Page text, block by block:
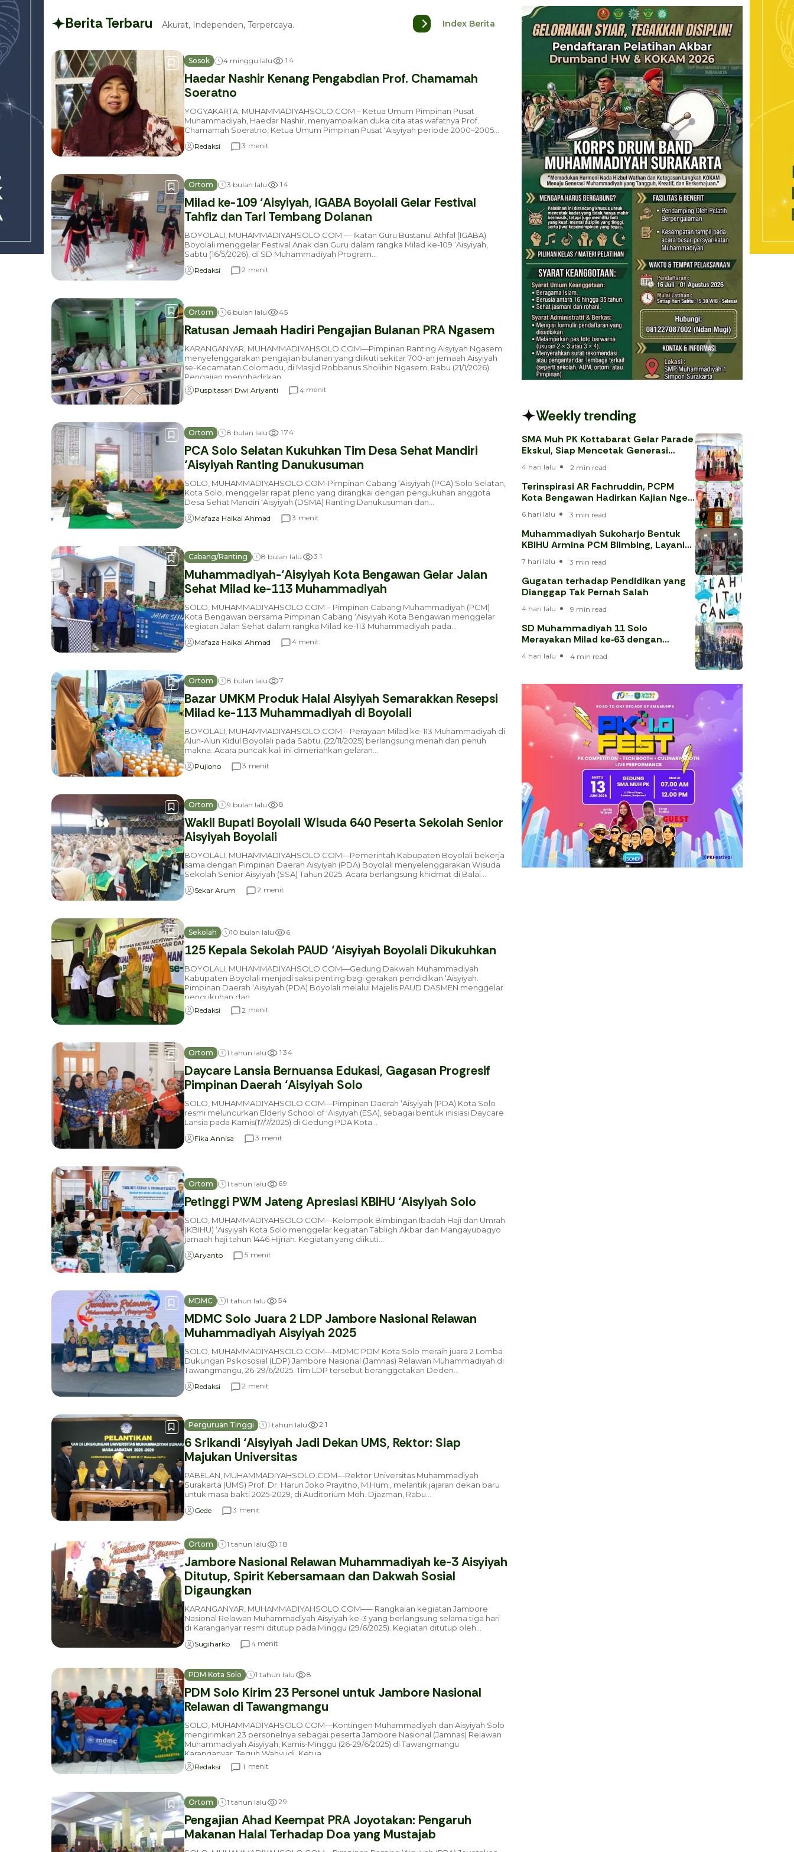
Berita Terbaru Akurat, Independen, Terpercaya. Index Berita
Sosok 4 minggu lalu 1 4
Haedar Nashir Kenang Pengabdian Prof. Chamamah
Soeratno
YOGYAKARTA, MUHAMMADIYAHSOLO.COM – Ketua Umum Pimpinan Pusat
Muhammadiyah, Haedar Nashir, menyampaikan duka cita atas wafatnya Prof.
Chamamah Soeratno, Ketua Umum Pimpinan Pusat ‘Aisyiyah periode 2000–2005...
Redaksi 3 menit
Ortom 3 bulan lalu 1 4
Milad ke-109 ‘Aisyiyah, IGABA Boyolali Gelar Festival
Tahfiz dan Tari Tembang Dolanan
BOYOLALI, MUHAMMADIYAHSOLO.COM — Ikatan Guru Bustanul Athfal (IGABA)
Boyolali menggelar Festival Anak dan Guru dalam rangka Milad ke-109 ‘Aisyiyah,
Sabtu (16/5/2026), di SD Muhammadiyah Program...
Redaksi 2 menit
Ortom 6 bulan lalu 45
Ratusan Jemaah Hadiri Pengajian Bulanan PRA Ngasem
KARANGANYAR, MUHAMMADIYAHSOLO.COM—Pimpinan Ranting Aisyiyah Ngasem
menyelenggarakan pengajian bulanan yang diikuti sekitar 700-an jemaah Aisyiyah
se-Kecamatan Colomadu, di Masjid Robbanus Sholihin Ngasem, Rabu (21/1/2026).
Pengajian menghadirkan...
Puspitasari Dwi Ariyanti 4menit
Ortom 8 bulan lalu 1 74
PCA Solo Selatan Kukuhkan Tim Desa Sehat Mandiri
‘Aisyiyah Ranting Danukusuman
SOLO, MUHAMMADIYAHSOLO.COM-Pimpinan Cabang ‘Aisyiyah (PCA) Solo Selatan,
Kota Solo, menggelar rapat pleno yang dirangkai dengan pengukuhan anggota
Desa Sehat Mandiri ‘Aisyiyah (DSMA) Ranting Danukusuman dan...
Mafaza Haikal Ahmad 3 menit
Cabang/Ranting 8 bulan lalu 3 1
Muhammadiyah-‘Aisyiyah Kota Bengawan Gelar Jalan
Sehat Milad ke-113 Muhammadiyah
SOLO, MUHAMMADIYAHSOLO.COM – Pimpinan Cabang Muhammadiyah (PCM)
Kota Bengawan bersama Pimpinan Cabang ‘Aisyiyah Kota Bengawan menggelar
kegiatan Jalan Sehat dalam rangka Milad ke-113 Muhammadiyah pada...
Mafaza Haikal Ahmad 4menit
Ortom 8 bulan lalu 7
Bazar UMKM Produk Halal Aisyiyah Semarakkan Resepsi
Milad ke-113 Muhammadiyah di Boyolali
BOYOLALI, MUHAMMADIYAHSOLO.COM – Perayaan Milad ke-113 Muhammadiyah di
Alun-Alun Kidul Boyolali pada Sabtu, (22/11/2025) berlangsung meriah dan penuh
makna. Acara puncak kali ini dimeriahkan gelaran...
Pujiono 3 menit
Ortom 9 bulan lalu 8
Wakil Bupati Boyolali Wisuda 640 Peserta Sekolah Senior
Aisyiyah Boyolali
BOYOLALI, MUHAMMADIYAHSOLO.COM—Pemerintah Kabupaten Boyolali bekerja
sama dengan Pimpinan Daerah Aisyiyah (PDA) Boyolali menyelenggarakan Wisuda
Sekolah Senior Aisyiyah (SSA) Tahun 2025. Acara berlangsung khidmat di Balai...
Sekar Arum 2 menit
Sekolah 10 bulan lalu 6
125 Kepala Sekolah PAUD ‘Aisyiyah Boyolali Dikukuhkan
BOYOLALI, MUHAMMADIYAHSOLO.COM—Gedung Dakwah Muhammadiyah
Kabupaten Boyolali menjadi saksi penting bagi gerakan pendidikan ‘Aisyiyah.
Pimpinan Daerah ‘Aisyiyah (PDA) Boyolali melalui Majelis PAUD DASMEN menggelar
pengukuhan dan...
Redaksi 2 menit
Ortom 1 tahun lalu 1 34
Daycare Lansia Bernuansa Edukasi, Gagasan Progresif
Pimpinan Daerah ‘Aisyiyah Solo
SOLO, MUHAMMADIYAHSOLO.COM—Pimpinan Daerah ‘Aisyiyah (PDA) Kota Solo
resmi meluncurkan Elderly School of ‘Aisyiyah (ESA), sebagai bentuk inisiasi Daycare
Lansia pada Kamis(17/7/2025) di Gedung PDA Kota...
Fika Annisa 3 menit
Ortom 1 tahun lalu 69
Petinggi PWM Jateng Apresiasi KBIHU ‘Aisyiyah Solo
SOLO, MUHAMMADIYAHSOLO.COM—Kelompok Bimbingan Ibadah Haji dan Umrah
(KBIHU) ‘Aisyiyah Kota Solo menggelar kegiatan Tabligh Akbar dan Mangayubagyo
jamaah haji tahun 1446 Hijriah. Kegiatan yang diikuti...
Aryanto 5 menit
MDMC 1 tahun lalu 54
MDMC Solo Juara 2 LDP Jambore Nasional Relawan
Muhammadiyah Aisyiyah 2025
SOLO, MUHAMMADIYAHSOLO.COM—MDMC PDM Kota Solo meraih juara 2 Lomba
Dukungan Psikososial (LDP) Jambore Nasional (Jamnas) Relawan Muhammadiyah di
Tawangmangu, 26-29/6/2025. Tim LDP tersebut beranggotakan Deden...
Redaksi 2 menit
Perguruan Tinggi 1 tahun lalu 2 1
6 Srikandi ‘Aisyiyah Jadi Dekan UMS, Rektor: Siap
Majukan Universitas
PABELAN, MUHAMMADIYAHSOLO.COM—Rektor Universitas Muhammadiyah
Surakarta (UMS) Prof. Dr. Harun Joko Prayitno, M.Hum., melantik jajaran dekan baru
untuk masa bakti 2025-2029, di Auditorium Moh. Djazman, Rabu...
Gede 3 menit
Ortom 1 tahun lalu 1 8
Jambore Nasional Relawan Muhammadiyah ke-3 Aisyiyah
Ditutup, Spirit Kebersamaan dan Dakwah Sosial
Digaungkan
KARANGANYAR, MUHAMMADIYAHSOLO.COM—– Rangkaian kegiatan Jambore
Nasional Relawan Muhammadiyah Aisyiyah ke-3 yang berlangsung selama tiga hari
di Karanganyar resmi ditutup pada Minggu (29/6/2025). Kegiatan ditutup oleh...
Sugiharko 4menit
PDM Kota Solo 1 tahun lalu 8
PDM Solo Kirim 23 Personel untuk Jambore Nasional
Relawan di Tawangmangu
SOLO, MUHAMMADIYAHSOLO.COM—Kontingen Muhammadiyah dan Aisyiyah Solo
mengirimkan 23 personelnya sebagai peserta Jambore Nasional (Jamnas) Relawan
Muhammadiyah Aisyiyah, Kamis-Minggu (26-29/6/2025) di Tawangmangu
Karanganyar. Teguh Wahyudi, Ketua...
Redaksi 1 menit
Ortom 1 tahun lalu 29
Pengajian Ahad Keempat PRA Joyotakan: Pengaruh
Makanan Halal Terhadap Doa yang Mustajab
Weekly trending
SMA Muh PK Kottabarat Gelar Parade
Ekskul, Siap Mencetak Generasi
4 hari lalu 2 min read
Terinspirasi AR Fachruddin, PCPM
Kota Bengawan Hadirkan Kajian Nge-
6 hari lalu 3 min read
Muhammadiyah Sukoharjo Bentuk
KBIHU Armina PCM Blimbing, Layani
7 hari lalu 3 min read
Gugatan terhadap Pendidikan yang
Dianggap Tak Pernah Salah
4 hari lalu 9 min read
SD Muhammadiyah 11 Solo
Merayakan Milad ke‑63 dengan
4 hari lalu 4 min read